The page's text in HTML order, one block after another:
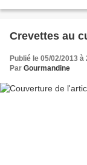
Crevettes au
Publié le 05/02/2013 à
Par Gourmandine